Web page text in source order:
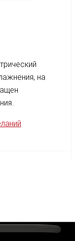
на